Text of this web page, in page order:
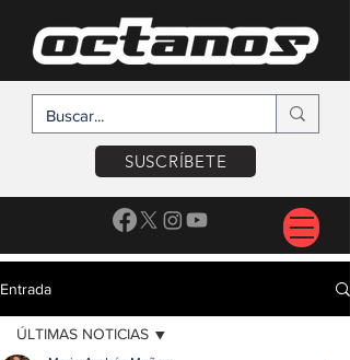
SUSCRÍBETE
Entrada
ÚLTIMAS NOTICIAS